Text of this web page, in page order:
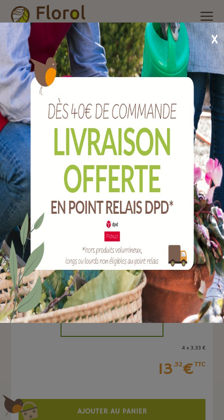
Accueil Nos produits /Insecticide ménager, raticides et
piégeage
Raticide/Rats-souris blocs 300 g
Rats-souris blocs 300 g
Ref :
CARSPT300
EAN :3664715048497
Marque :
Quantité :
Unité
-
4 x 3.33 €
13.32€TTC
AJOUTER AU PANIER